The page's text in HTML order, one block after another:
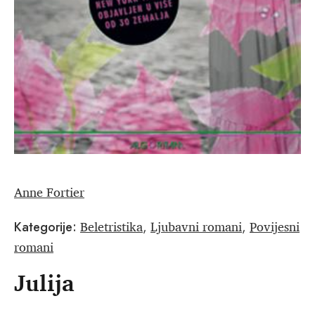
Anne Fortier
Kategorije: Beletristika, Ljubavni romani, Povijesni
romani
Julija